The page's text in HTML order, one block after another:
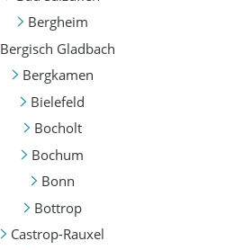
Bergheim
Bergisch Gladbach
Bergkamen
Bielefeld
Bocholt
Bochum
Bonn
Bottrop
Castrop-Rauxel